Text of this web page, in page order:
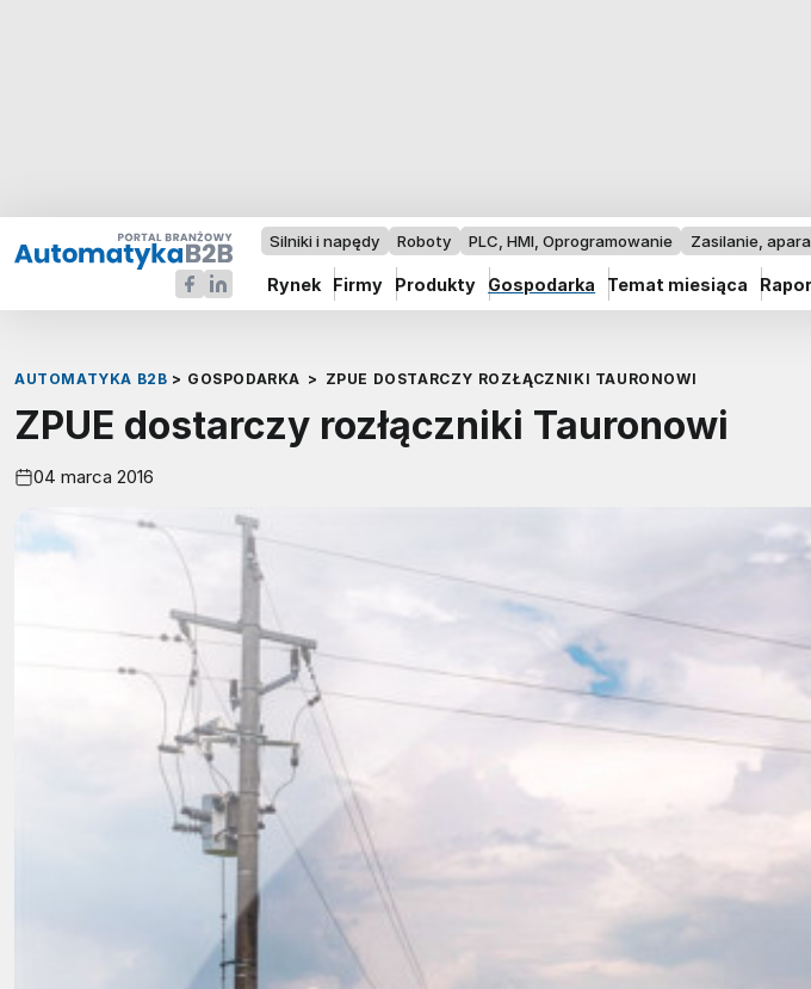
Silniki i napędy Roboty PLC, HMI, Oprogramowanie Zasilanie,
Rynek Firmy Produkty Gospodarka Temat miesiąca
AUTOMATYKA B2B > GOSPODARKA > ZPUE DOSTARCZY ROZŁĄCZNIKI TAURONOWI
ZPUE dostarczy rozłączniki Tauronowi
04 marca 2016